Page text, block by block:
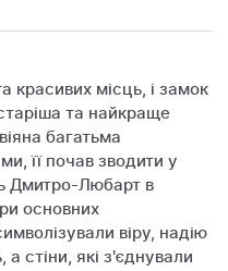
красивих місць, і замок
та найкраще
багатьма
її почав зводити у
Дмитро-Любарт в
основних
віру, надію
а стіни, які з'єднували